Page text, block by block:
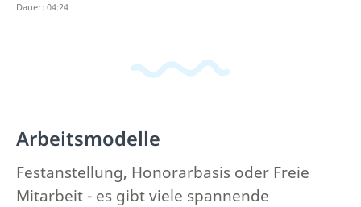
Dauer: 04:24
Arbeitsmodelle
Festanstellung, Honorarbasis oder Freie
Mitarbeit - es gibt viele spannende